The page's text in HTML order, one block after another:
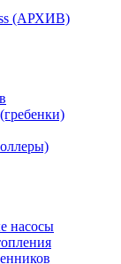
(АРХИВ)
насосы